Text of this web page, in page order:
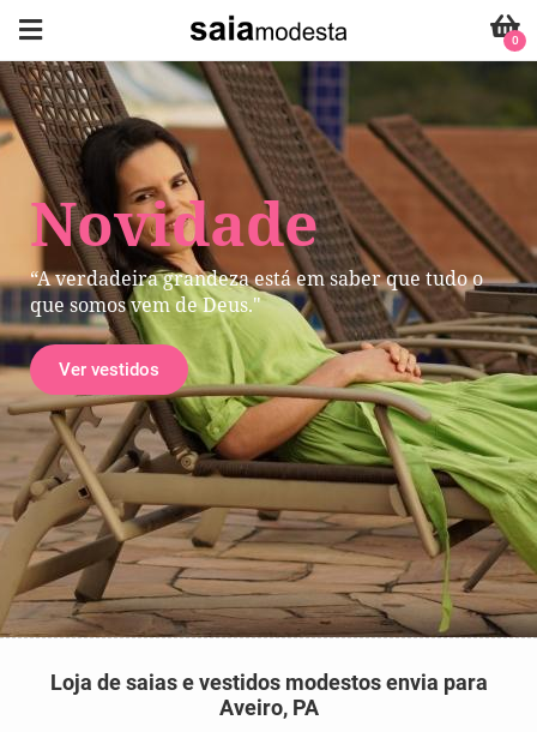
Novidade
“A verdadeira grandeza está em saber que tudo o
que somos vem de Deus."
Ver vestidos
0
Loja de saias e vestidos modestos envia para
Aveiro, PA